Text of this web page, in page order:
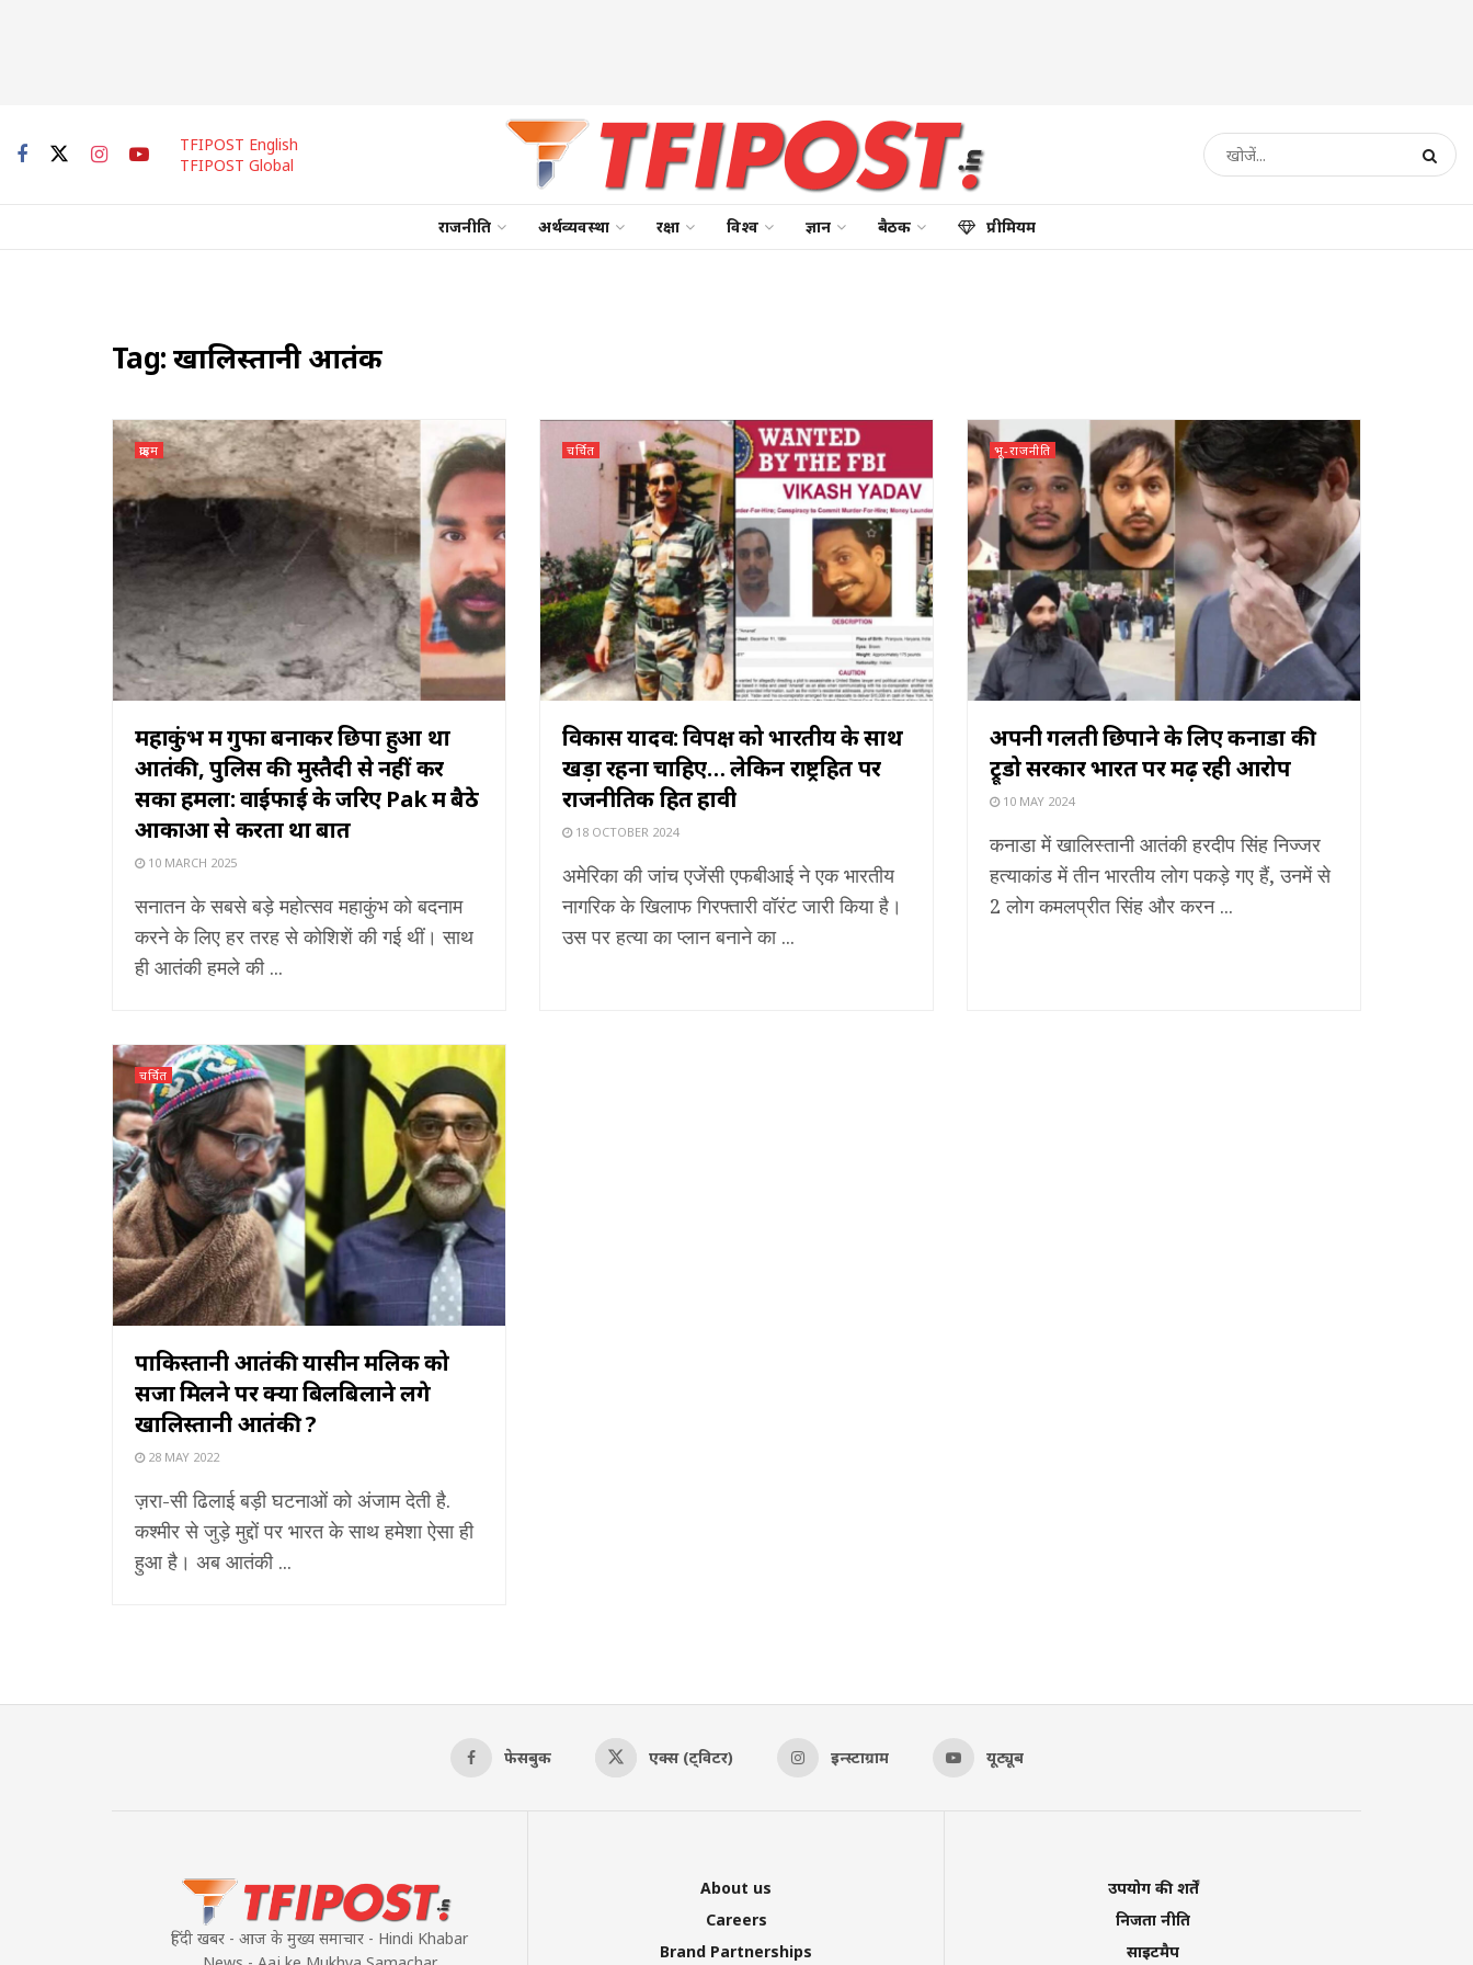
TFIPOST English
TFIPOST Global
राजनीति अर्थव्यवस्था रक्षा विश्व ज्ञान बैठक प्रीमियम
Tag:खालिस्तानी आतंकी
क्राइम
महाकुंभ में गुफा बनाकर छिपा हुआ था
आतंकी, पुलिस की मुस्तैदी से नहीं कर
सका हमला: वाईफाई के जरिए Pak में बैठे
आकाओं से करता था बात
10 MARCH 2025
सनातन के सबसे बड़े महोत्सव महाकुंभ को बदनाम
करने के लिए हर तरह से कोशिशें की गई थीं। साथ
ही आतंकी हमले की ...
चर्चित
विकास यादव: विपक्ष को भारतीय के साथ
खड़ा रहना चाहिए… लेकिन राष्ट्रहित पर
राजनीतिक हित हावी
18 OCTOBER 2024
अमेरिका की जांच एजेंसी एफबीआई ने एक भारतीय
नागरिक के खिलाफ गिरफ्तारी वॉरंट जारी किया है।
उस पर हत्या का प्लान बनाने का ...
भू-राजनीति
अपनी गलती छिपाने के लिए कनाडा की
ट्रूडो सरकार भारत पर मढ़ रही आरोप
10 MAY 2024
कनाडा में खालिस्तानी आतंकी हरदीप सिंह निज्जर
हत्याकांड में तीन भारतीय लोग पकड़े गए हैं, उनमें से
2 लोग कमलप्रीत सिंह और करन ...
चर्चित
पाकिस्तानी आतंकी यासीन मलिक को
सजा मिलने पर क्यों बिलबिलाने लगे
खालिस्तानी आतंकी ?
28 MAY 2022
ज़रा-सी ढिलाई बड़ी घटनाओं को अंजाम देती है.
कश्मीर से जुड़े मुद्दों पर भारत के साथ हमेशा ऐसा ही
हुआ है। अब आतंकी ...
फेसबुक एक्स (ट्विटर) इन्स्टाग्राम यूट्यूब
हिंदी खबर - आज के मुख्य समाचार - Hindi Khabar
About us
Careers
Brand Partnerships
उपयोग की शर्तें
निजता नीति
साइटमैप